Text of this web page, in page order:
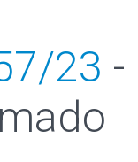
23 -